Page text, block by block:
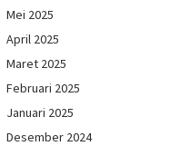
Mei 2025
April 2025
Maret 2025
Februari 2025
Januari 2025
Desember 2024